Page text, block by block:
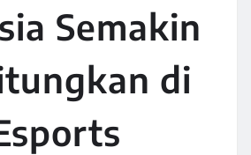
Semakin
di